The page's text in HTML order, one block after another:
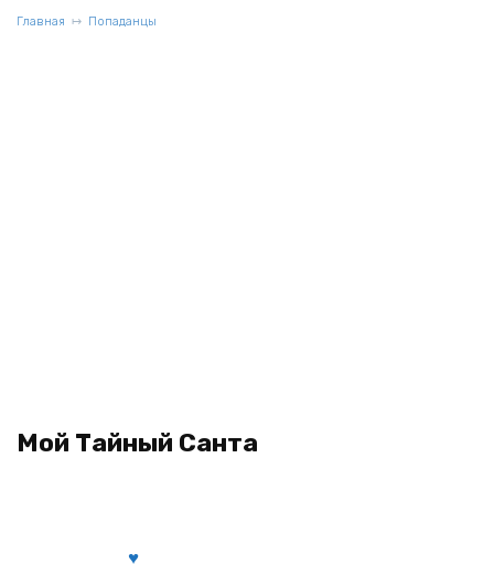
Главная Попаданцы
Мой Тайный Санта